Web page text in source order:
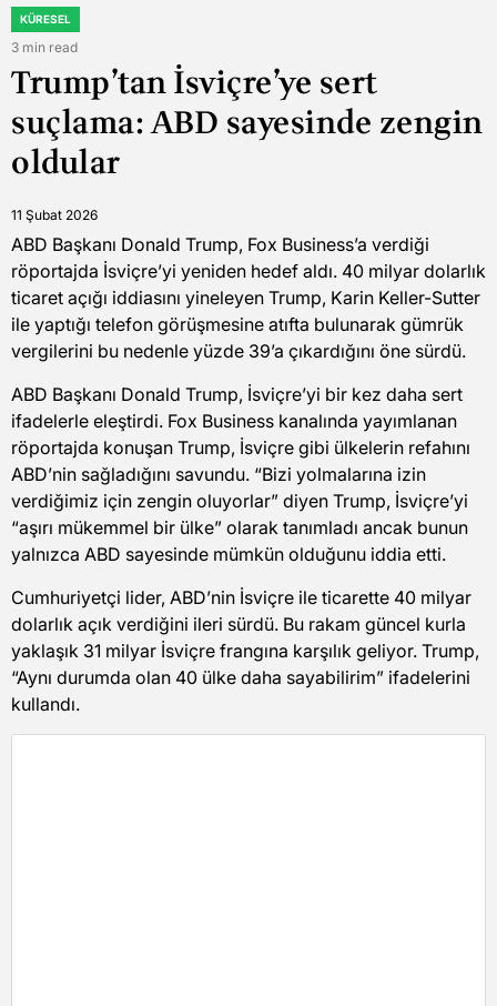
POSTED
IN
KÜRESEL
Estimated
read
time
3 min read
Trump’tan İsviçre’ye sert
suçlama: ABD sayesinde zengin
oldular
11 Şubat 2026
ABD Başkanı Donald Trump, Fox Business’a verdiği
röportajda İsviçre’yi yeniden hedef aldı. 40 milyar dolarlık
ticaret açığı iddiasını yineleyen Trump, Karin Keller-Sutter
ile yaptığı telefon görüşmesine atıfta bulunarak gümrük
vergilerini bu nedenle yüzde 39’a çıkardığını öne sürdü.
ABD Başkanı Donald Trump, İsviçre’yi bir kez daha sert
ifadelerle eleştirdi. Fox Business kanalında yayımlanan
röportajda konuşan Trump, İsviçre gibi ülkelerin refahını
ABD’nin sağladığını savundu. “Bizi yolmalarına izin
verdiğimiz için zengin oluyorlar” diyen Trump, İsviçre’yi
“aşırı mükemmel bir ülke” olarak tanımladı ancak bunun
yalnızca ABD sayesinde mümkün olduğunu iddia etti.
Cumhuriyetçi lider, ABD’nin İsviçre ile ticarette 40 milyar
dolarlık açık verdiğini ileri sürdü. Bu rakam güncel kurla
yaklaşık 31 milyar İsviçre frangına karşılık geliyor. Trump,
“Aynı durumda olan 40 ülke daha sayabilirim” ifadelerini
kullandı.